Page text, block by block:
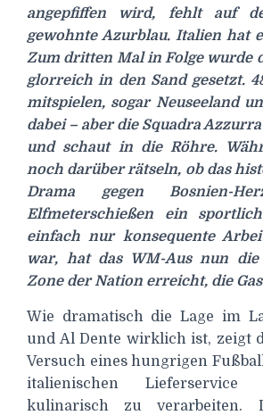
angepfiffen wird, fehlt auf
gewohnte Azurblau. Italien hat
Zum dritten Mal in Folge wurde
glorreich in den Sand gesetzt.
mitspielen, sogar Neuseeland
dabei – aber die Squadra
und schaut in die Röhre.
noch darüber rätseln, ob das
Drama gegen Bosnien-
Elfmeterschießen ein
einfach nur konsequente
war, hat das WM-Aus nun die
Zone der Nation erreicht, die
Wie dramatisch die Lage im
und Al Dente wirklich ist, zeigt
Versuch eines hungrigen
italienischen
kulinarisch zu verarbeiten.